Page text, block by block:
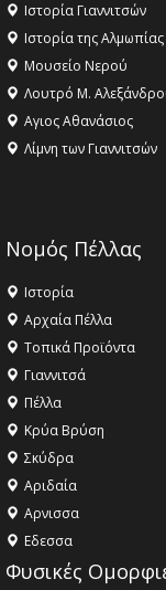
Ιστορία Γιαννιτσών
Ιστορία της Αλμωπίας
Μουσείο Νερού
Λουτρό Μ.
Αγιος Αθανάσιος
Λίμνη των Γιαννιτσών
Νομός Πέλλας
Ιστορία
Αρχαία Πέλλα
Τοπικά Προϊόντα
Γιαννιτσά
Πέλλα
Κρύα Βρύση
Σκύδρα
Αριδαία
Aρνισσα
Eδεσσα
Φυσικές